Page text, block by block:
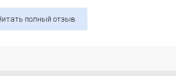
полный отзыв